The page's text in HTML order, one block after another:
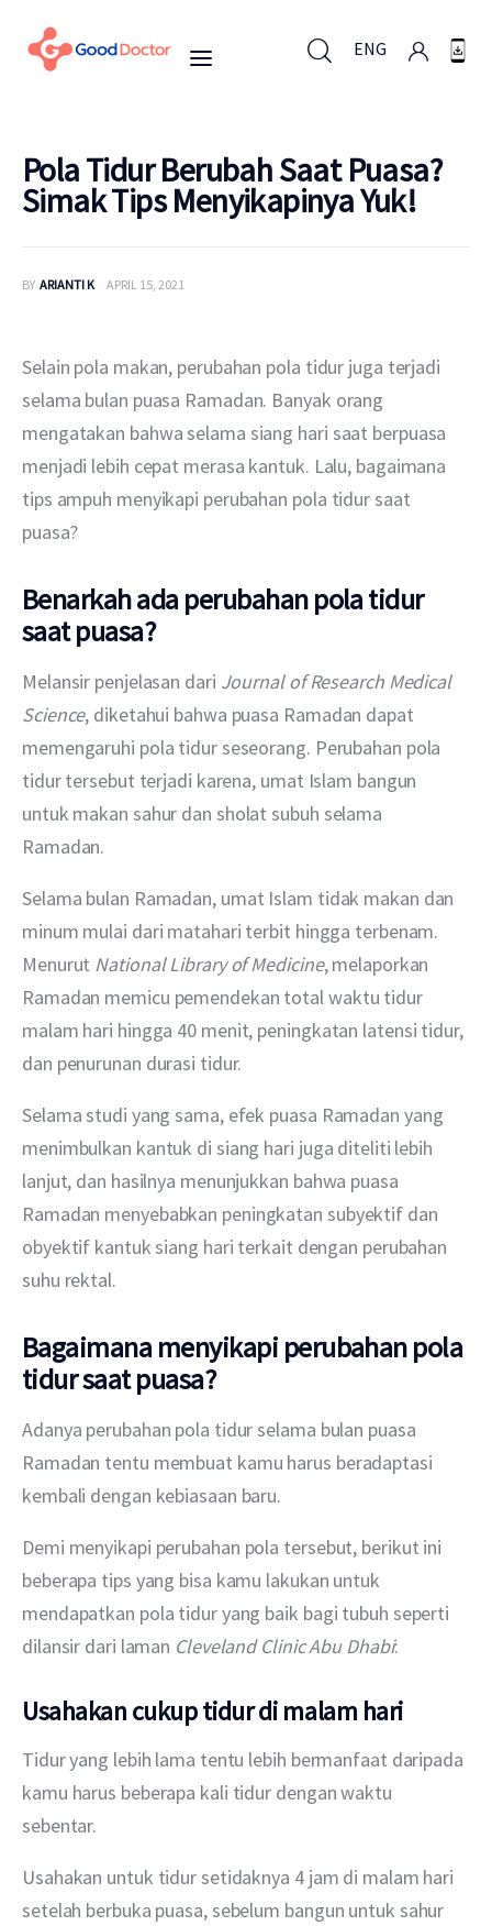
ENG
ENG
Mengapa Good Doctor
Berita
Layanan
Pola Tidur Berubah Saat Puasa?
Simak Tips Menyikapinya Yuk!
BY ARIANTI K APRIL 15, 2021
Selain pola makan, perubahan pola tidur juga terjadi
selama bulan puasa Ramadan. Banyak orang
mengatakan bahwa selama siang hari saat berpuasa
menjadi lebih cepat merasa kantuk. Lalu, bagaimana
tips ampuh menyikapi perubahan pola tidur saat
puasa?
Benarkah ada perubahan pola tidur
saat puasa?
Melansir penjelasan dari Journal of Research Medical
Science, diketahui bahwa puasa Ramadan dapat
memengaruhi pola tidur seseorang. Perubahan pola
tidur tersebut terjadi karena, umat Islam bangun
untuk makan sahur dan sholat subuh selama
Ramadan.
Selama bulan Ramadan, umat Islam tidak makan dan
minum mulai dari matahari terbit hingga terbenam.
Menurut National Library of Medicine, melaporkan
Ramadan memicu pemendekan total waktu tidur
malam hari hingga 40 menit, peningkatan latensi tidur,
dan penurunan durasi tidur.
Selama studi yang sama, efek puasa Ramadan yang
menimbulkan kantuk di siang hari juga diteliti lebih
lanjut, dan hasilnya menunjukkan bahwa puasa
Ramadan menyebabkan peningkatan subyektif dan
obyektif kantuk siang hari terkait dengan perubahan
suhu rektal.
Bagaimana menyikapi perubahan pola
tidur saat puasa?
Adanya perubahan pola tidur selama bulan puasa
Ramadan tentu membuat kamu harus beradaptasi
kembali dengan kebiasaan baru.
Demi menyikapi perubahan pola tersebut, berikut ini
beberapa tips yang bisa kamu lakukan untuk
mendapatkan pola tidur yang baik bagi tubuh seperti
dilansir dari laman Cleveland Clinic Abu Dhabi:
Usahakan cukup tidur di malam hari
Tidur yang lebih lama tentu lebih bermanfaat daripada
kamu harus beberapa kali tidur dengan waktu
sebentar.
Usahakan untuk tidur setidaknya 4 jam di malam hari
setelah berbuka puasa, sebelum bangun untuk sahur